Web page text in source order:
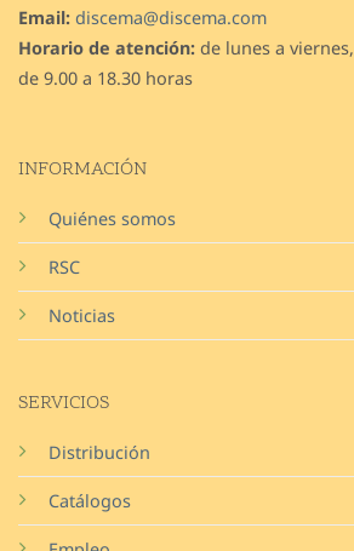
INFORMACIÓN
Quiénes somos
RSC
Noticias
SERVICIOS
Distribución
Catálogos
Email: discema@discema.com
Horario de atención: de lunes a viernes,
de 9.00 a 18.30 horas